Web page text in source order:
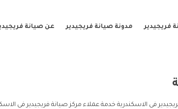
فريجيدير مدونة صيانة فريجيدير عن صيانة
فى الاسكندرية خدمة عملاء مركز صيانة فريجيدير فى